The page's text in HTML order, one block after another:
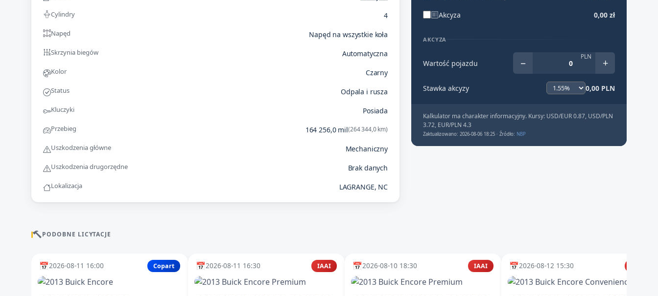
Cylindry 4
Napęd Napęd na wszystkie koła
Skrzynia biegów Automatyczna
Kolor Czarny
Status Odpala i rusza
Kluczyki Posiada
Przebieg 164 256,0 mil(264 344,0 km)
Uszkodzenia główne Mechaniczny
Uszkodzenia drugorzędne Brak danych
Lokalizacja LAGRANGE, NC
Akcyza 0,00 zł
AKCYZA
Wartość pojazdu − PLN +
Stawka akcyzy 0,00 PLN
Kalkulator ma charakter informacyjny. Kursy: USD/EUR 0.87, USD/PLN
3.72, EUR/PLN 4.3
Zaktualizowano: 2026-08-06 18:25 · Źródło: NBP
PODOBNE LICYTACJE
📅2026-08-11 16:00 Copart 📅2026-08-11 16:30 IAAI 📅2026-08-10 18:30 IAAI 📅2026-08-12 15:30